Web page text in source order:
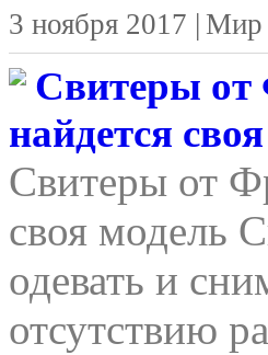
3 ноября 2017 | Мир
Свитеры от
найдется
Свитеры от
своя модель
одевать и
отсутствию